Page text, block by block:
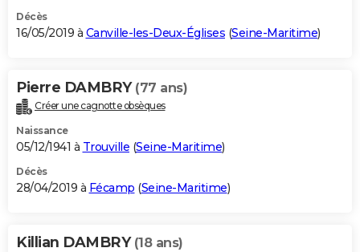
Décès
16/05/2019 à Canville-les-Deux-Églises (Seine-Maritime)
Pierre DAMBRY (77 ans)
Créer une cagnotte obsèques
Naissance
05/12/1941 à Trouville (Seine-Maritime)
Décès
28/04/2019 à Fécamp (Seine-Maritime)
Killian DAMBRY (18 ans)